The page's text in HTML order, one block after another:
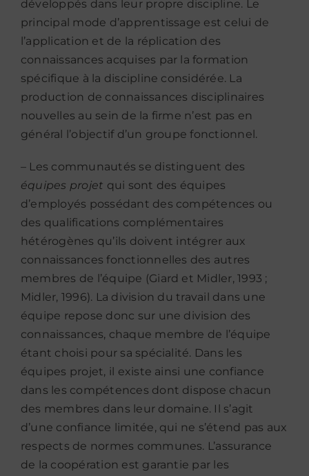
développés dans leur propre discipline. Le
principal mode d’apprentissage est celui de
l’application et de la réplication des
connaissances acquises par la formation
spécifique à la discipline considérée. La
production de connaissances disciplinaires
nouvelles au sein de la firme n’est pas en
général l’objectif d’un groupe fonctionnel.
– Les communautés se distinguent des
équipes projet qui sont des équipes
d’employés possédant des compétences ou
des qualifications complémentaires
hétérogènes qu’ils doivent intégrer aux
connaissances fonctionnelles des autres
membres de l’équipe (Giard et Midler, 1993 ;
Midler, 1996). La division du travail dans une
équipe repose donc sur une division des
connaissances, chaque membre de l’équipe
étant choisi pour sa spécialité. Dans les
équipes projet, il existe ainsi une confiance
dans les compétences dont dispose chacun
des membres dans leur domaine. Il s’agit
d’une confiance limitée, qui ne s’étend pas aux
respects de normes communes. L’assurance
de la coopération est garantie par les